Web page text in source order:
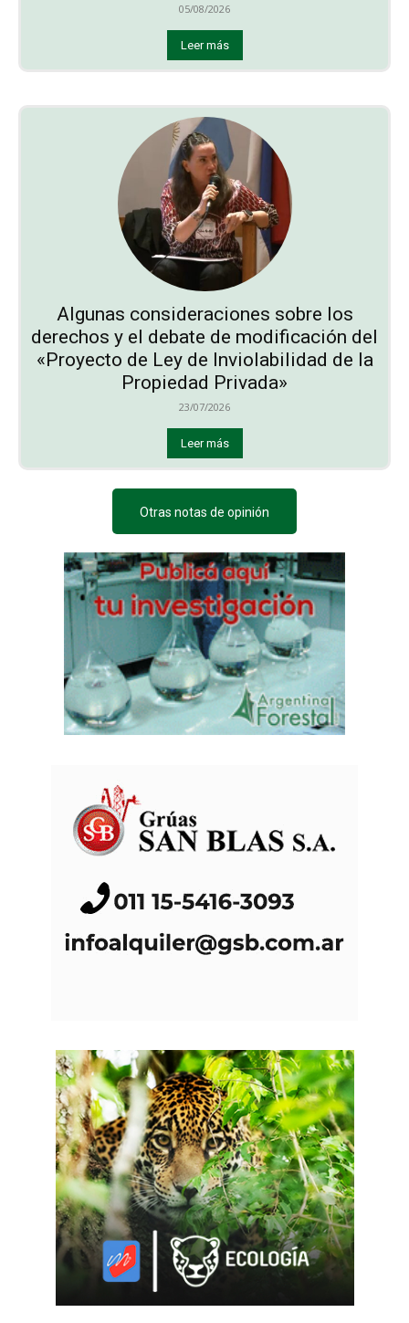
05/08/2026
Leer más
Algunas consideraciones sobre los
derechos y el debate de modificación del
«Proyecto de Ley de Inviolabilidad de la
Propiedad Privada»
23/07/2026
Leer más
Otras notas de opinión